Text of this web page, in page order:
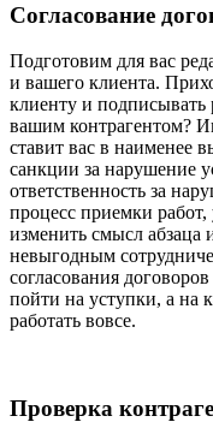
Согласование
Подготовим для вас
и вашего клиента.
клиенту и
вашим контрагентом?
ставит вас в наименее
санкции за нарушение
ответственность за
процесс приемки
изменить смысл абзаца
невыгодным
согласования
пойти на уступки, а на
работать вовсе.
Проверка